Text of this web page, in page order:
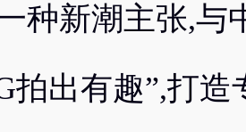
种新潮主张,与
拍出有趣”,打